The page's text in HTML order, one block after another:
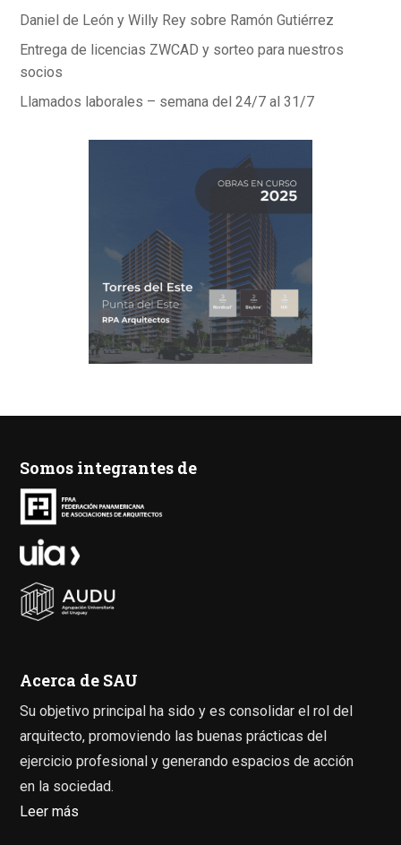
Daniel de León y Willy Rey sobre Ramón Gutiérrez
Entrega de licencias ZWCAD y sorteo para nuestros
socios
Llamados laborales – semana del 24/7 al 31/7
Somos integrantes de
Acerca de SAU
Su objetivo principal ha sido y es consolidar el rol del
arquitecto, promoviendo las buenas prácticas del
ejercicio profesional y generando espacios de acción
en la sociedad.
Leer más